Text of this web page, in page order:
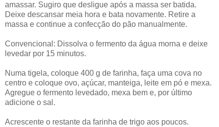
amassar. Sugiro que desligue após a massa ser batida.
Deixe descansar meia hora e bata novamente. Retire a
massa e continue a confecção do pão manualmente.
Convencional: Dissolva o fermento da água morna e deixe
levedar por 15 minutos.
Numa tigela, coloque 400 g de farinha, faça uma cova no
centro e coloque ovo, açúcar, manteiga, leite em pó e mexa.
Agregue o fermento levedado, mexa bem e, por último
adicione o sal.
Acrescente o restante da farinha de trigo aos poucos.